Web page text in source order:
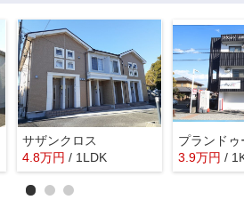
サザンクロス
4.8万円 / 1LDK
プランド
3.9万円 /